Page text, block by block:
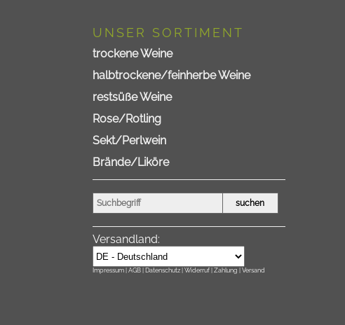
UNSER SORTIMENT
trockene Weine
halbtrockene/feinherbe Weine
restsüße Weine
Rose/Rotling
Sekt/Perlwein
Brände/Liköre
Versandland:
Impressum | AGB | Datenschutz | Widerruf | Zahlung | Versand